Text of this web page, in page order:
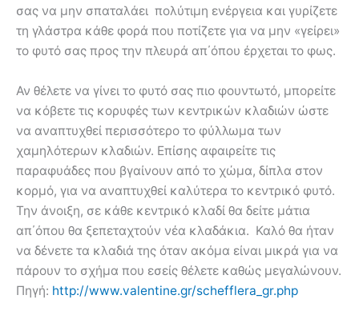
σας να μην σπαταλάει πολύτιμη ενέργεια και γυρίζετε
τη γλάστρα κάθε φορά που ποτίζετε για να μην «γείρει»
το φυτό σας προς την πλευρά απ΄όπου έρχεται το φως.
Αν θέλετε να γίνει το φυτό σας πιο φουντωτό, μπορείτε
να κόβετε τις κορυφές των κεντρικών κλαδιών ώστε
να αναπτυχθεί περισσότερο το φύλλωμα των
χαμηλότερων κλαδιών. Επίσης αφαιρείτε τις
παραφυάδες που βγαίνουν από το χώμα, δίπλα στον
κορμό, για να αναπτυχθεί καλύτερα το κεντρικό φυτό.
Την άνοιξη, σε κάθε κεντρικό κλαδί θα δείτε μάτια
απ΄όπου θα ξεπεταχτούν νέα κλαδάκια. Καλό θα ήταν
να δένετε τα κλαδιά της όταν ακόμα είναι μικρά για να
πάρουν το σχήμα που εσείς θέλετε καθώς μεγαλώνουν.
Πηγή: http://www.valentine.gr/schefflera_gr.php